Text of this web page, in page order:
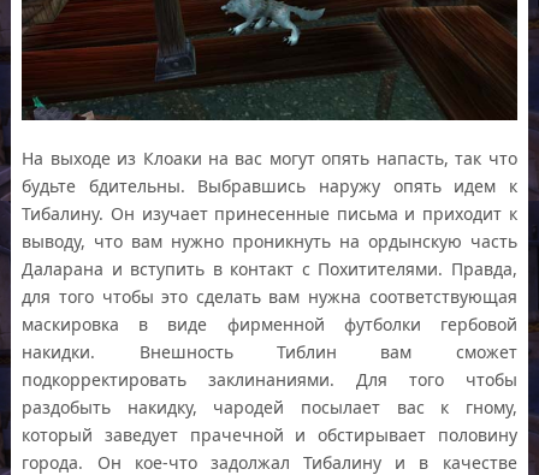
На выходе из Клоаки на вас могут опять напасть, так что
будьте бдительны. Выбравшись наружу опять идем к
Тибалину. Он изучает принесенные письма и приходит к
выводу, что вам нужно проникнуть на ордынскую часть
Даларана и вступить в контакт с Похитителями. Правда,
для того чтобы это сделать вам нужна соответствующая
маскировка в виде фирменной футболки гербовой
накидки. Внешность Тиблин вам сможет
подкорректировать заклинаниями. Для того чтобы
раздобыть накидку, чародей посылает вас к гному,
который заведует прачечной и обстирывает половину
города. Он кое-что задолжал Тибалину и в качестве